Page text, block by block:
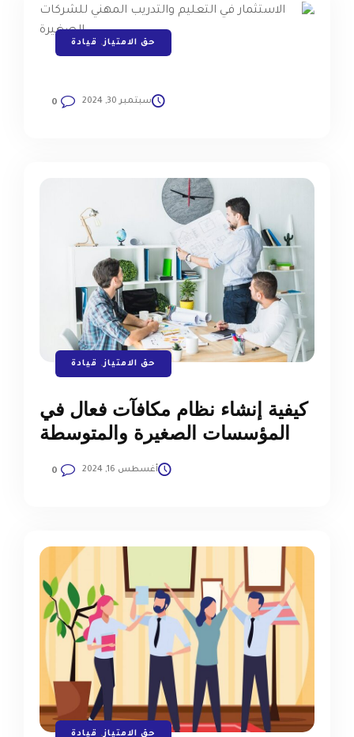
حق الامتياز, قيادة
سبتمبر 30, 2024 0
حق الامتياز, قيادة
كيفية إنشاء نظام مكافآت فعال في
المؤسسات الصغيرة والمتوسطة
أغسطس 16, 2024 0
حق الامتياز, قيادة